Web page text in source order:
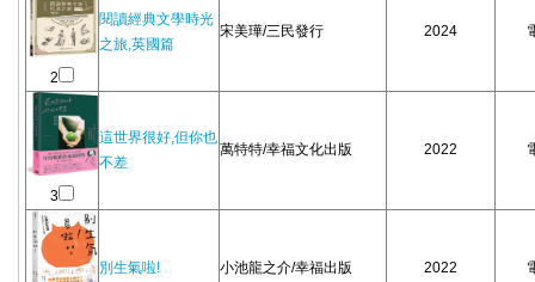
2
閱讀經典文學時光
之旅,英國篇
宋美璍/三民發行 2024
3
這世界很好,但你也
不差
萬特特/幸福文化出版 2022
別生氣啦! 小池龍之介/幸福出版 2022